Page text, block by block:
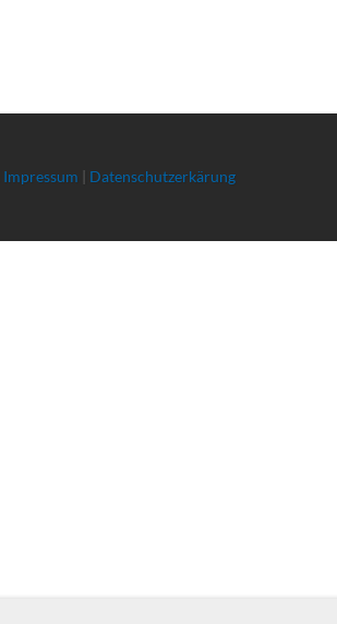
Impressum | Datenschutzerkärung